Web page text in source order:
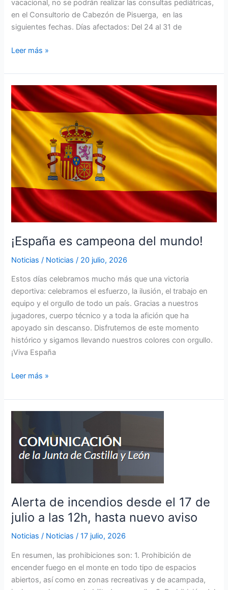
vacacional, no se podrán realizar las consultas pediátricas,
en el Consultorio de Cabezón de Pisuerga, en las
siguientes fechas. Días afectados: Del 24 al 31 de
Leer más »
¡España es campeona del mundo!
Noticias / Noticias/ 20 julio, 2026
Estos días celebramos mucho más que una victoria
deportiva: celebramos el esfuerzo, la ilusión, el trabajo en
equipo y el orgullo de todo un país. Gracias a nuestros
jugadores, cuerpo técnico y a toda la afición que ha
apoyado sin descanso. Disfrutemos de este momento
histórico y sigamos llevando nuestros colores con orgullo.
¡Viva España
¡España
es
campeona
del
mundo!
Leer más »
Alerta de incendios desde el 17 de
julio a las 12h, hasta nuevo aviso
Noticias / Noticias/17 julio, 2026
En resumen, las prohibiciones son: 1. Prohibición de
encender fuego en el monte en todo tipo de espacios
abiertos, así como en zonas recreativas y de acampada,
incendios
desde
julio
a
las
12h,
hasta
aviso